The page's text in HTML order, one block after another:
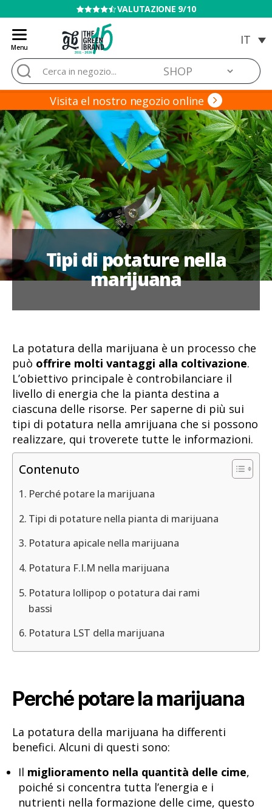
VENDITA VIETATA AI MINORI
Menu
Blog
de
Grow
Barato
Cerca:
Visita el nostro negozio online
Tipi di potature nella
marijuana
La potatura della marijuana è un processo che
può offrire molti vantaggi alla coltivazione.
L’obiettivo principale è controbilanciare il
livello di energia che la pianta destina a
ciascuna delle risorse. Per saperne di più sui
tipi di potatura nella amrijuana che si possono
realizzare, qui troverete tutte le informazioni.
Contenuto
Perché potare la marijuana
Tipi di potature nella pianta di marijuana
Potatura apicale nella marijuana
Potatura F.I.M nella marijuana
Potatura lollipop o potatura dai rami
bassi
Potatura LST della marijuana
Perché potare la marijuana
La potatura della marijuana ha differenti
benefici. Alcuni di questi sono:
Il miglioramento nella quantità delle cime,
poiché si concentra tutta l’energia e i
nutrienti nella formazione delle cime, questo